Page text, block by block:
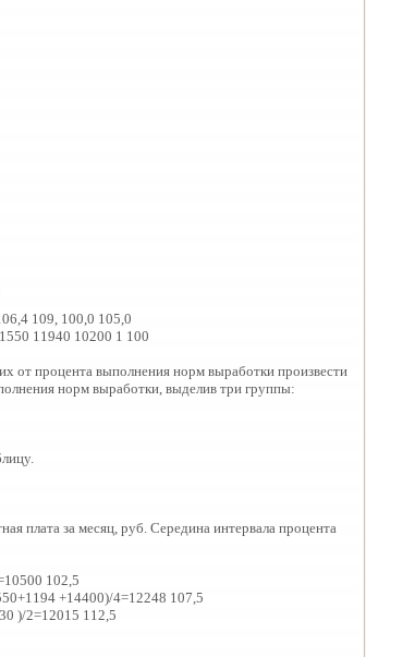
109, 100,0 105,0
11940 10200 1 100
от процента выполнения норм выработки произвести
норм выработки, выделив три группы:
плата за месяц, руб. Середина интервала процента
102,5
+14400)/4=12248 107,5
)/2=12015 112,5